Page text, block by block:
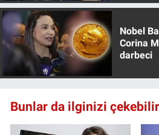
Nobel
Corina
darbeci
Bunlar da ilginizi çekebilir